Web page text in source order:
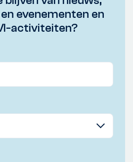
evenementen en
activiteiten?